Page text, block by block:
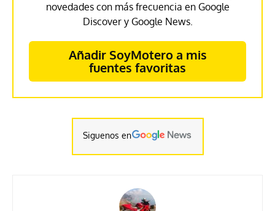
novedades con más frecuencia en Google
Discover y Google News.
Añadir SoyMotero a mis
fuentes favoritas
Siguenos en